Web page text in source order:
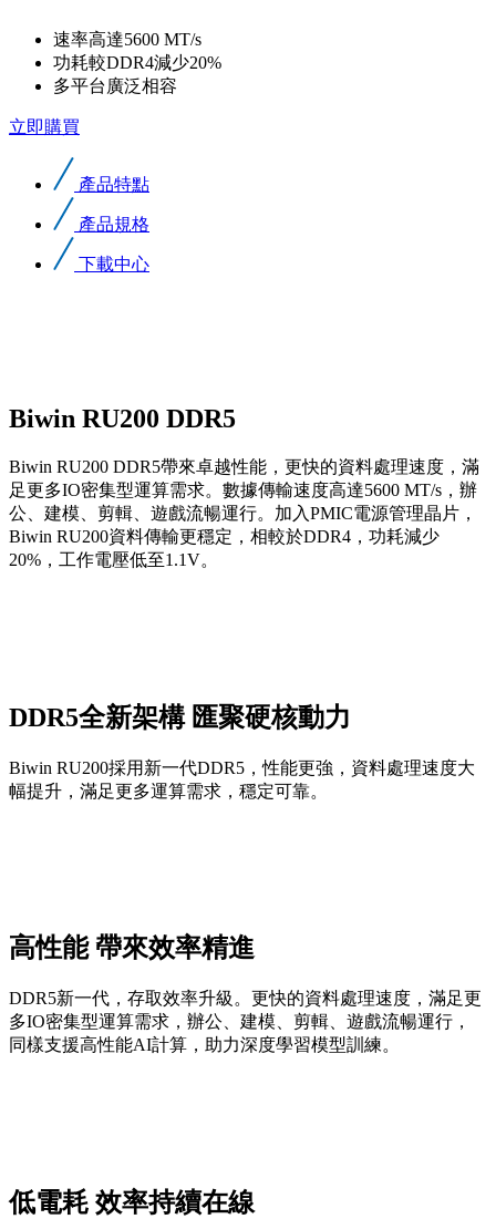
速率高達5600 MT/s
功耗較DDR4減少20%
多平台廣泛相容
立即購買
產品特點
產品規格
下載中心
Biwin RU200 DDR5
Biwin RU200 DDR5帶來卓越性能，更快的資料處理速度，滿
足更多IO密集型運算需求。數據傳輸速度高達5600 MT/s，辦
公、建模、剪輯、遊戲流暢運行。加入PMIC電源管理晶片，
Biwin RU200資料傳輸更穩定，相較於DDR4，功耗減少
20%，工作電壓低至1.1V。
DDR5全新架構 匯聚硬核動力
Biwin RU200採用新一代DDR5，性能更強，資料處理速度大
幅提升，滿足更多運算需求，穩定可靠。
高性能 帶來效率精進
DDR5新一代，存取效率升級。更快的資料處理速度，滿足更
多IO密集型運算需求，辦公、建模、剪輯、遊戲流暢運行，
同樣支援高性能AI計算，助力深度學習模型訓練。
低電耗 效率持續在線